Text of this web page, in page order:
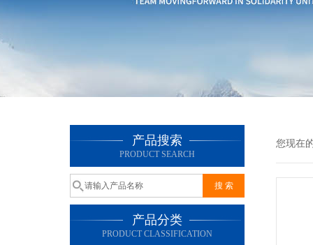
产品搜索
PRODUCT SEARCH
产品分类
PRODUCT CLASSIFICATION
您现在